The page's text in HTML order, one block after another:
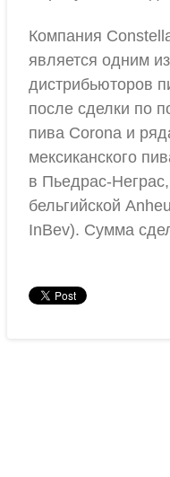
Компания
является одним
дистрибьюторов
после сделки по
пива Corona и
мексиканского
в Пьедрас-
бельгийской
InBev). Сумма